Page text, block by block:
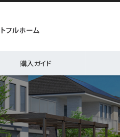
購入ガイド